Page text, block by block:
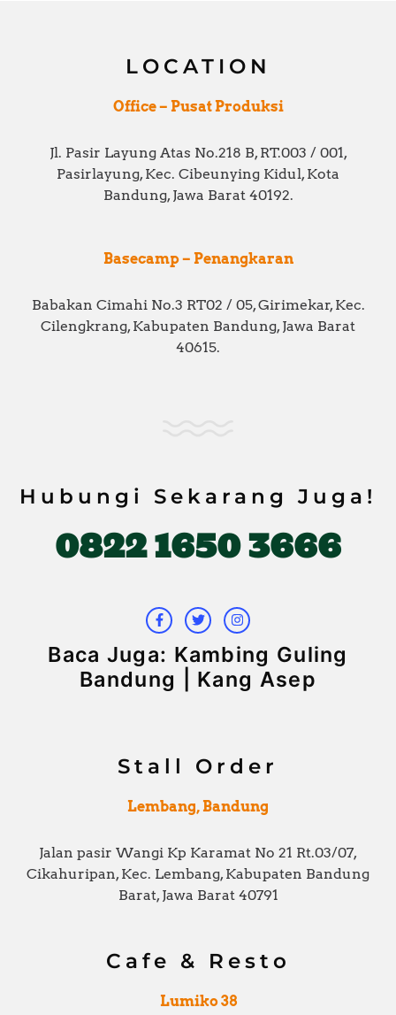
LOCATION
Office – Pusat Produksi
Jl. Pasir Layung Atas No.218 B, RT.003 / 001,
Pasirlayung, Kec. Cibeunying Kidul, Kota
Bandung, Jawa Barat 40192.
Basecamp – Penangkaran
Babakan Cimahi No.3 RT02 / 05, Girimekar, Kec.
Cilengkrang, Kabupaten Bandung, Jawa Barat
40615.
Hubungi Sekarang Juga!
0822 1650 3666
c
e
b
o
o
k
-
i
t
t
e
r
s
t
a
g
r
a
m
Baca Juga: Kambing Guling
Bandung | Kang Asep
Stall Order
Lembang, Bandung
Jalan pasir Wangi Kp Karamat No 21 Rt.03/07,
Cikahuripan, Kec. Lembang, Kabupaten Bandung
Barat, Jawa Barat 40791
Cafe & Resto
Lumiko 38